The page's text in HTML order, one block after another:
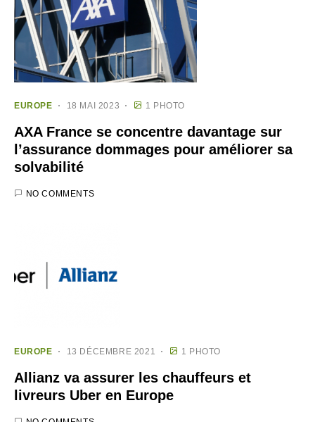
EUROPE 18 MAI 2023 1 PHOTO
AXA France se concentre davantage sur
l’assurance dommages pour améliorer sa
solvabilité
NO COMMENTS
EUROPE 13 DÉCEMBRE 2021 1 PHOTO
Allianz va assurer les chauffeurs et
livreurs Uber en Europe